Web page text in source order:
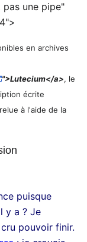
une pipe"
en archives
">Lutecium</a>, le
écrite
à l'aide de la
puisque
y a ? Je
pouvoir finir.